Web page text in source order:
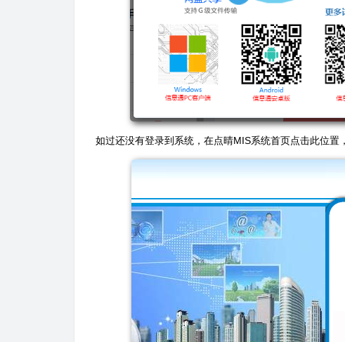
如过还没有登录到系统，在点晴MIS系统首页点击此位置